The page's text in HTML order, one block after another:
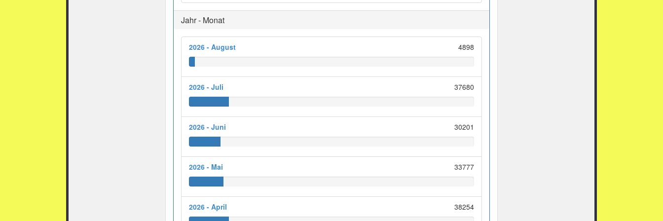
Jahr - Monat
2026 - August 4898
2026 - Juli 37680
2026 - Juni 30201
2026 - Mai 33777
2026 - April 38254